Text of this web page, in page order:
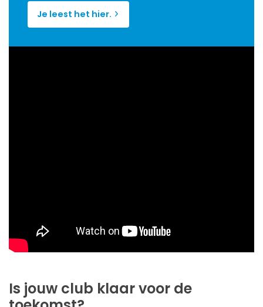
Je leest het hier.
Is jouw club klaar voor de